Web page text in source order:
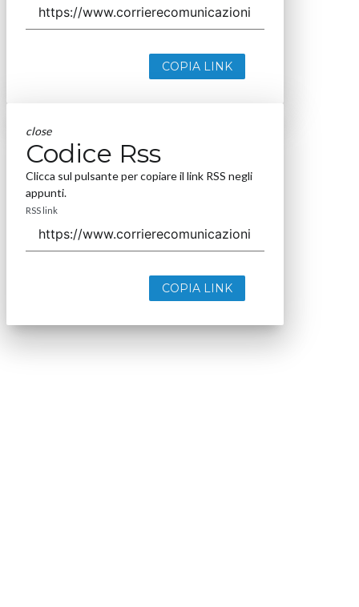
COPIA LINK
close
Codice Rss
Clicca sul pulsante per copiare il link RSS negli
appunti.
RSS link
COPIA LINK